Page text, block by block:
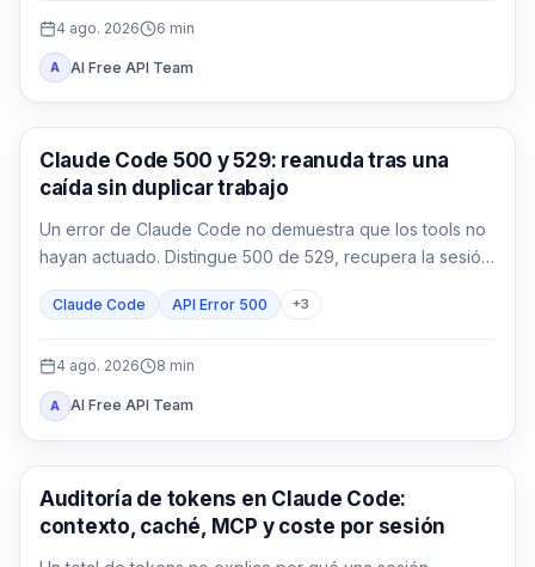
4 ago. 2026 6 min
A AI Free API Team
Claude Code
Claude Code 500 y 529: reanuda tras una
caída sin duplicar trabajo
Un error de Claude Code no demuestra que los tools no
hayan actuado. Distingue 500 de 529, recupera la sesión
Claude Code API Error 500 +3
4 ago. 2026 8 min
A AI Free API Team
Claude Code
Auditoría de tokens en Claude Code:
contexto, caché, MCP y coste por sesión